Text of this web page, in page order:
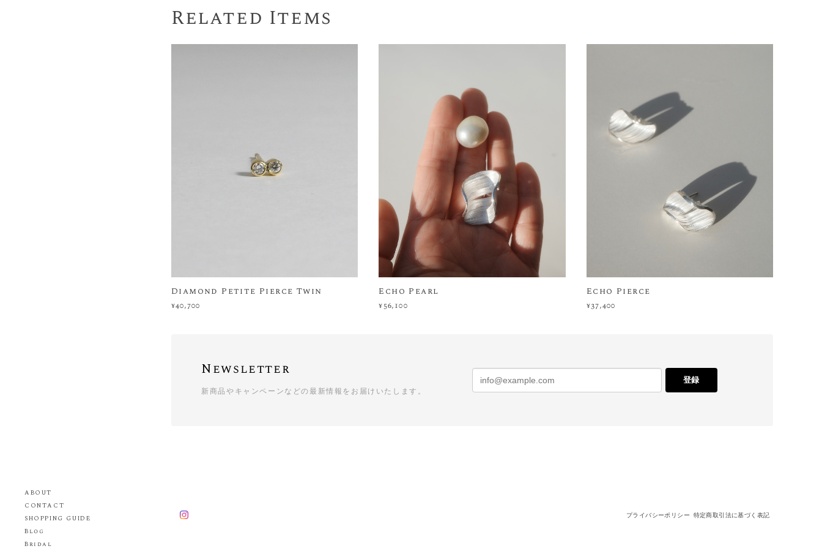
ABOUT
CONTACT
SHOPPING GUIDE
Blog
Bridal
Related Items
Diamond Petite Pierce Twin
¥40,700
Echo Pearl
¥56,100
Echo Pierce
¥37,400
Newsletter
新商品やキャンペーンなどの最新情報をお届けいたします。
登録
プライバシーポリシー 特定商取引法に基づく表記